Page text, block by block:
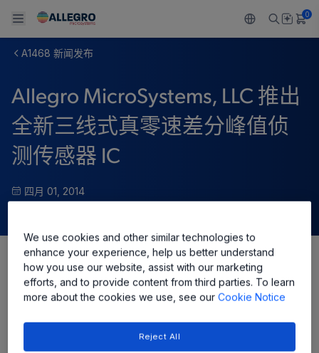
Back To Main Menu
产品
感应
Back To Main Menu
应用
汽车
Technologies
Back To Main Menu
技术支持
设计和开发
质量标准和环境认证
软件门户
Back To Main Menu
技术资源
Resource Center
Back To Main Menu
关于 ALLEGRO
我们的公司
Growth and Inclusion
联系我们
0
A1468 新闻发布
Allegro MicroSystems, LLC 推出
全新三线式真零速差分峰值侦
测传感器 IC
四月 01, 2014
Share
We use cookies and other similar technologies to
enhance your experience, help us better understand
how you use our website, assist with our marketing
efforts, and to provide content from third parties. To learn
more about the cookies we use, see ourCookie Notice
Reject All